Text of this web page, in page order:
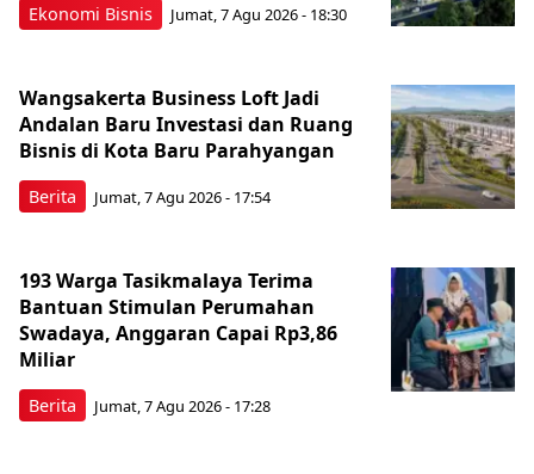
Ekonomi Bisnis Jumat, 7 Agu 2026 - 18:30
Berita
Wangsakerta Business Loft Jadi
Andalan Baru Investasi dan Ruang
Bisnis di Kota Baru Parahyangan
Jumat, 7 Agu 2026 - 17:54
Berita
193 Warga Tasikmalaya Terima
Bantuan Stimulan Perumahan
Swadaya, Anggaran Capai Rp3,86
Miliar
Jumat, 7 Agu 2026 - 17:28